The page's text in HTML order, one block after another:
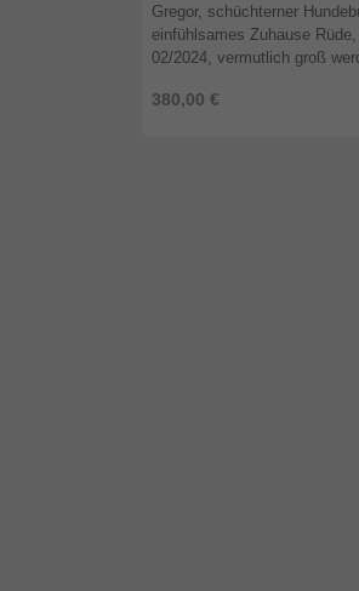
380,00 €
Gregor, schüchterner
einfühlsames Zuhause
02/2024, vermutlich groß
Heimtierpass, vor Ausreise